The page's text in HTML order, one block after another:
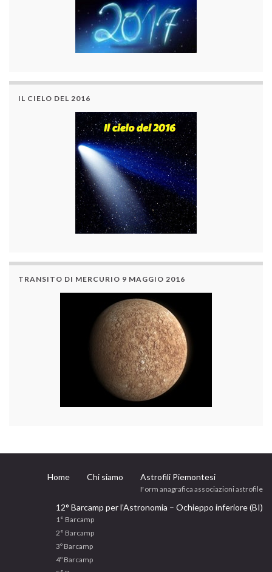
IL CIELO DEL 2016
TRANSITO DI MERCURIO 9 MAGGIO 2016
Home Chi siamo Astrofili Piemontesi
Form anagrafica associazioni astrofile
12° Barcamp per l’Astronomia – Ochieppo inferiore (BI)
1° Barcamp
2° Barcamp
3º Barcamp
4º Barcamp